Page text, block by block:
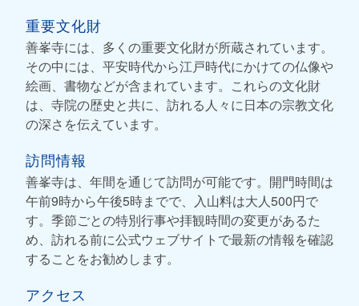
重要文化財
善峯寺には、多くの重要文化財が所蔵されています。
その中には、平安時代から江戸時代にかけての仏像や
絵画、書物などが含まれています。これらの文化財
は、寺院の歴史と共に、訪れる人々に日本の宗教文化
の深さを伝えています。
訪問情報
善峯寺は、年間を通じて訪問が可能です。開門時間は
午前9時から午後5時までで、入山料は大人500円で
す。季節ごとの特別行事や拝観時間の変更があるた
め、訪れる前に公式ウェブサイトで最新の情報を確認
することをお勧めします。
アクセス